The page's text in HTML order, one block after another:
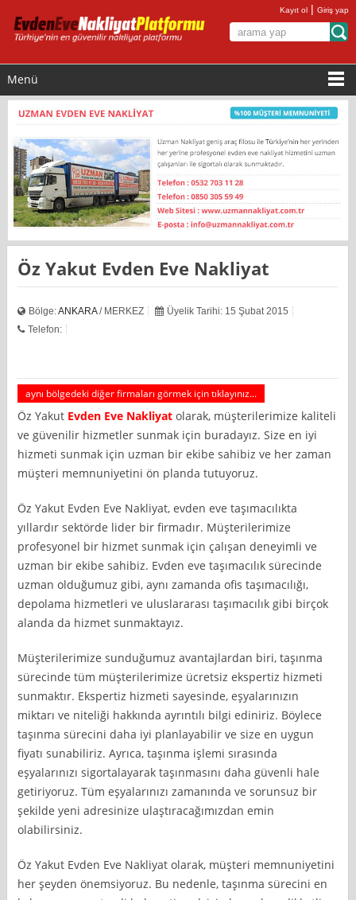
Kayıt ol |Giriş yap
Menü
Öz Yakut Evden Eve Nakliyat
Bölge:ANKARA/ MERKEZ
Üyelik Tarihi: 15 Şubat 2015
Telefon:
aynı bölgedeki diğer firmaları görmek için tıklayınız...
Öz Yakut Evden Eve Nakliyat olarak, müşterilerimize kaliteli
ve güvenilir hizmetler sunmak için buradayız. Size en iyi
hizmeti sunmak için uzman bir ekibe sahibiz ve her zaman
müşteri memnuniyetini ön planda tutuyoruz.
Öz Yakut Evden Eve Nakliyat, evden eve taşımacılıkta
yıllardır sektörde lider bir firmadır. Müşterilerimize
profesyonel bir hizmet sunmak için çalışan deneyimli ve
uzman bir ekibe sahibiz. Evden eve taşımacılık sürecinde
uzman olduğumuz gibi, aynı zamanda ofis taşımacılığı,
depolama hizmetleri ve uluslararası taşımacılık gibi birçok
alanda da hizmet sunmaktayız.
Müşterilerimize sunduğumuz avantajlardan biri, taşınma
sürecinde tüm müşterilerimize ücretsiz ekspertiz hizmeti
sunmaktır. Ekspertiz hizmeti sayesinde, eşyalarınızın
miktarı ve niteliği hakkında ayrıntılı bilgi ediniriz. Böylece
taşınma sürecini daha iyi planlayabilir ve size en uygun
fiyatı sunabiliriz. Ayrıca, taşınma işlemi sırasında
eşyalarınızı sigortalayarak taşınmasını daha güvenli hale
getiriyoruz. Tüm eşyalarınızı zamanında ve sorunsuz bir
şekilde yeni adresinize ulaştıracağımızdan emin
olabilirsiniz.
Öz Yakut Evden Eve Nakliyat olarak, müşteri memnuniyetini
her şeyden önemsiyoruz. Bu nedenle, taşınma sürecini en